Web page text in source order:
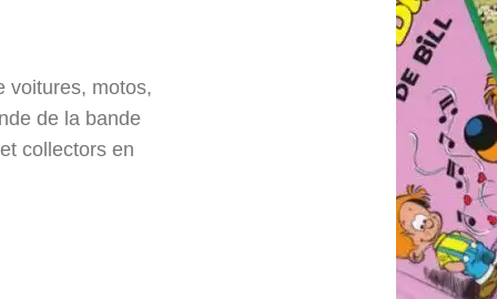
voitures, motos,
de la bande
collectors en